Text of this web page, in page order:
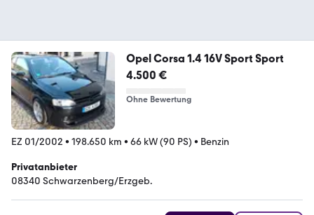
Opel Corsa 1.4 16V Sport Sport
4.500 €
Ohne Bewertung
EZ 01/2002 • 198.650 km • 66 kW (90 PS) • Benzin
Privatanbieter
08340 Schwarzenberg/Erzgeb.